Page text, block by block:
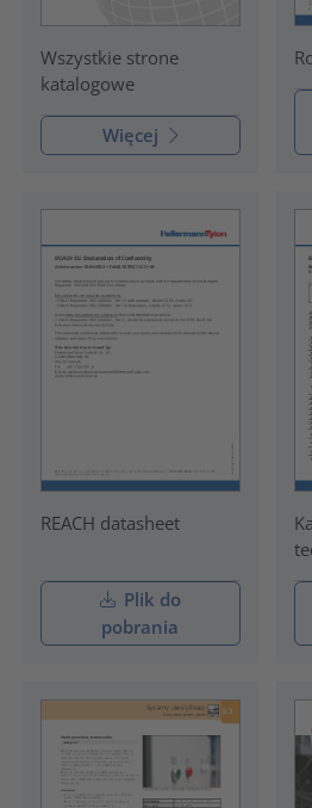
Wszystkie strone
katalogowe
Więcej
REACH datasheet
Plik do
pobrania